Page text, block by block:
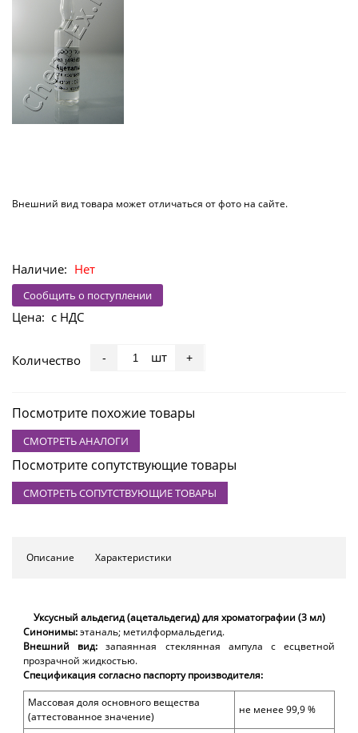
Внешний вид товара может отличаться от фото на сайте.
Наличие: Нет
Сообщить о поступлении
Цена: с НДС
Количество - шт +
Посмотрите похожие товары
СМОТРЕТЬ АНАЛОГИ
Посмотрите сопутствующие товары
СМОТРЕТЬ СОПУТСТВУЮЩИЕ ТОВАРЫ
Описание Характеристики
Уксусный альдегид (ацетальдегид) для хроматографии (3 мл)
Синонимы:этаналь; метилформальдегид.
Внешний вид: запаянная стеклянная ампула с есцветной
прозрачной жидкостью.
Спецификация согласно паспорту производителя:
Массовая доля основного вещества
(аттестованное значение)
не менее 99,9 %